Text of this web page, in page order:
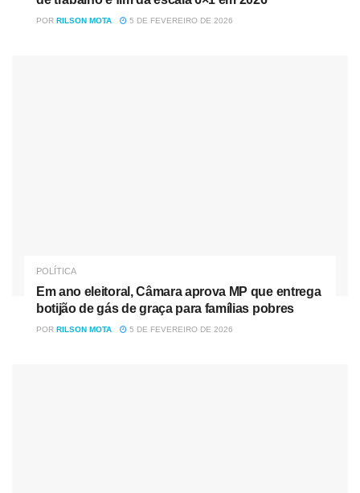
POR RILSON MOTA 5 DE FEVEREIRO DE 2026
POLÍTICA
Em ano eleitoral, Câmara aprova MP que entrega
botijão de gás de graça para famílias pobres
POR RILSON MOTA 5 DE FEVEREIRO DE 2026